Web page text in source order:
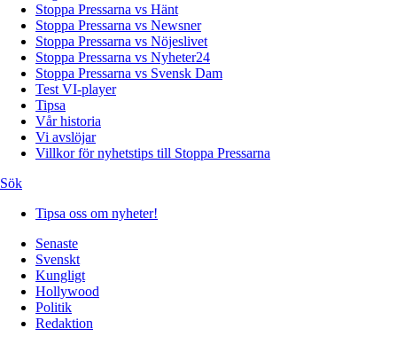
Stoppa Pressarna vs Hänt
Stoppa Pressarna vs Newsner
Stoppa Pressarna vs Nöjeslivet
Stoppa Pressarna vs Nyheter24
Stoppa Pressarna vs Svensk Dam
Test VI-player
Tipsa
Vår historia
Vi avslöjar
Villkor för nyhetstips till Stoppa Pressarna
Sök
Tipsa oss om nyheter!
Senaste
Svenskt
Kungligt
Hollywood
Politik
Redaktion